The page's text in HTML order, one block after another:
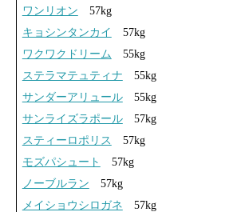
ワンリオン 57kg
キョシンタンカイ
57kg
ワクワクドリーム 55kg
ステラマテュティナ 55kg
サンダーアリュール55kg
サンライズラポール57kg
スティーロポリス
57kg
モズパシュート
57kg
ノーブルラン 57kg
メイショウシロガネ 57kg